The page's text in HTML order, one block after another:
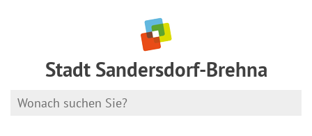
Stadt Sandersdorf-Brehna